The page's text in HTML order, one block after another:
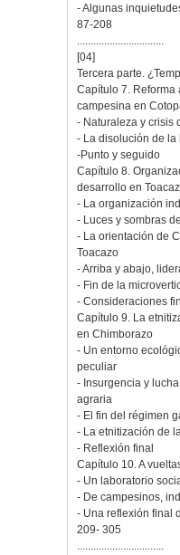
- Algunas
87-208
................................
[04]
Tercera parte.
Capítulo 7. Reforma
campesina en
- Naturaleza y crisis
- La disolución de la
-Punto y seguido
Capítulo 8.
desarrollo en
- La organización
- Luces y sombras
- La orientación de
Toacazo
- Arriba y abajo,
- Fin de la
- Consideraciones
Capítulo 9. La
en Chimborazo
- Un entorno
peculiar
- Insurgencia y
agraria
- El fin del régimen
- La etnitización de
- Reflexión final
Capítulo 10. A
- Un laboratorio
- De campesinos,
- Una reflexión final
209- 305
................................